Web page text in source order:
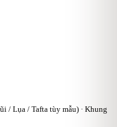
/ Lụa / Tafta tùy mẫu) · Khung